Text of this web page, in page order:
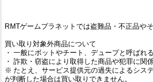
RMTゲームプラネットでは盗難品・不正品や
買い取り対象外商品について
・ 一般にボットやチート、デュープと呼ばれ
・ 詐欺・窃盗により取得した商品や犯罪に関
※ たとえ、サービス提供元の過失によるシス
が判断した場合は買い取りできません。